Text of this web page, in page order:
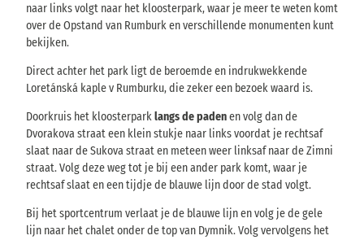
naar links volgt naar het kloosterpark, waar je meer te weten komt
over de Opstand van Rumburk en verschillende monumenten kunt
bekijken.
Direct achter het park ligt de beroemde en indrukwekkende
Loretánská kaple v Rumburku, die zeker een bezoek waard is.
Doorkruis het kloosterparklangs de padenen volg dan de
Dvorakova straat een klein stukje naar links voordat je rechtsaf
slaat naar de Sukova straat en meteen weer linksaf naar de Zimni
straat. Volg deze weg tot je bij een ander park komt, waar je
rechtsaf slaat en een tijdje de blauwe lijn door de stad volgt.
Bij het sportcentrum verlaat je de blauwe lijn en volg je de gele
lijn naar het chalet onder de top van Dymnik. Volg vervolgens het